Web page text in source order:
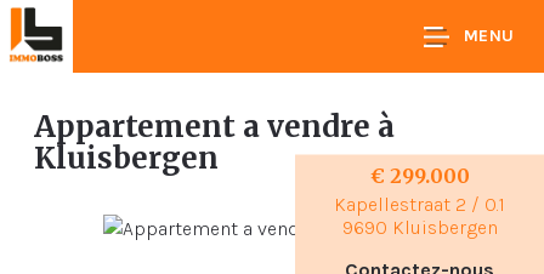
MENU
Appartement a vendre à
Kluisbergen
€ 299.000
Kapellestraat 2 / 0.1
9690 Kluisbergen